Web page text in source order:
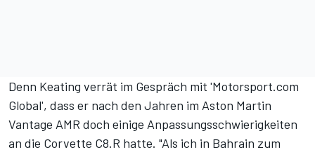
Denn Keating verrät im Gespräch mit 'Motorsport.com
Global', dass er nach den Jahren im Aston Martin
Vantage AMR doch einige Anpassungsschwierigkeiten
an die Corvette C8.R hatte. "Als ich in Bahrain zum